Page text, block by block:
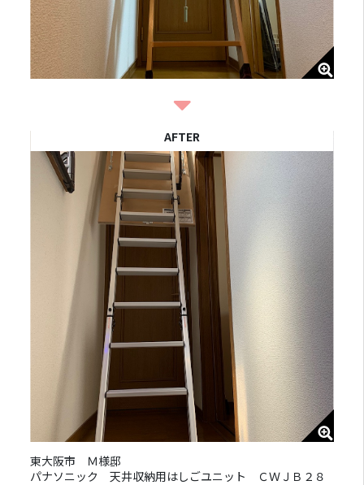
東大阪市 Ｍ様邸
パナソニック 天井収納用はしごユニット ＣＷＪＢ２８